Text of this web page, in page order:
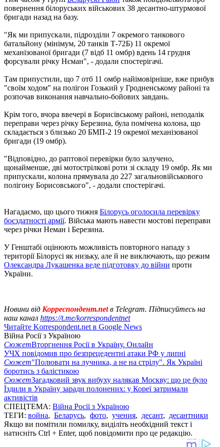
повернення білоруських військових 38 десантно-штурмової
бригади назад на базу.
"Як ми припускали, підрозділи 7 окремого танкового
батальйону (мінімум, 20 танків Т-72Б) 11 окремої
механізованої бригади (7 відб 11 омбр) вдень 14 грудня
форсували річку Нєман", - додали спостерігачі.
Там припустили, що 7 отб 11 омбр найімовірніше, вже прибув
"своїм ходом" на полігон Гозький у Гродненському районі та
розпочав виконання навчально-бойових завдань.
Крім того, вчора ввечері в Борисівському районі, неподалік
переправи через річку Березина, була помічена колона, що
складається з близько 20 БМП-2 19 окремої механізованої
бригади (19 омбр).
"Відповідно, до раптової перевірки було залучено,
щонайменше, дві мотострілкові роти зі складу 19 омбр. Як ми
припускали, колона прямувала до 227 загальновійськового
полігону Борисовського", - додали спостерігачі.
Нагадаємо, що цього тижня Білорусь оголосила перевірку
боєздатності армії. Війська мають навести мостові переправи
через річки Неман і Березина.
У Генштабі оцінюють можливість повторного нападу з
території Білорусі як низьку, але й не виключають, що режим
Олександра Лукашенка веде підготовку до війни проти
України.
Новини від Корреспондент.netв Telegram. Підписуйтесь на
наш канал https://t.me/korrespondentnet
Читайте Korrespondent.net в Google News
Війна Росії з Україною
СюжетВторгнення Росії в Україну. Онлайн
УЧХ повідомив про безпрецедентні атаки РФ у липні
Сюжет"Полювати на лучника, а не на стрілу". Як Україні
боротись з балістикою
СюжетЗагадковий звук вибуху налякав Москву: що це було
Їздили в Україну заради полонених: у Кореї затримали
активістів
СПЕЦТЕМА: Війна Росії з Україною
ТЕГИ: война, Беларусь, фото, учения, десант, десантники
Якщо ви помітили помилку, виділіть необхідний текст і
натисніть Ctrl + Enter, щоб повідомити про це редакцію.